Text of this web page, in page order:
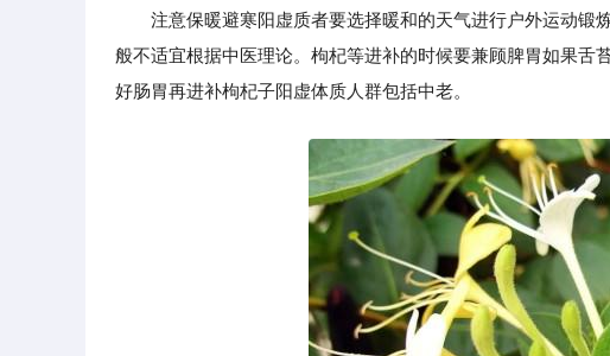
注意保暖避寒阳虚质者要选择暖和的天气进行户外运动锻
般不适宜根据中医理论。枸杞等进补的时候要兼顾脾胃如果
好肠胃再进补枸杞子阳虚体质人群包括中老。